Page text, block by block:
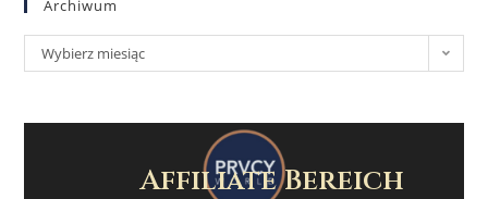
Archiwum
Wybierz miesiąc
Affiliate Bereich